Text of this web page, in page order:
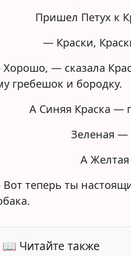
Пришел Петух к
— Краски,
— сказала
гребешок и бородку.
А Синяя Краска —
Зеленая
А
теперь ты
📖 Читайте также